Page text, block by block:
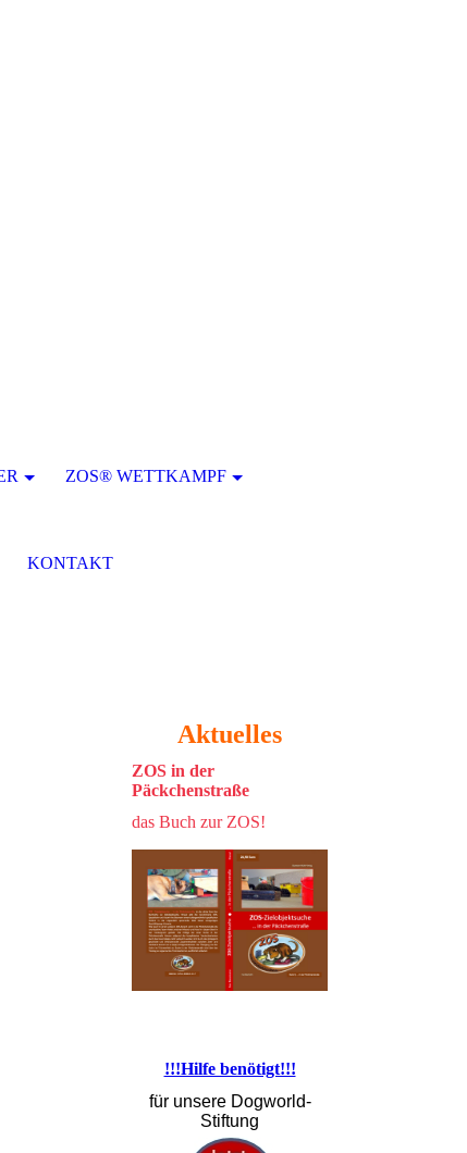
ZOS® WETTKAMPF
KONTAKT
Aktuelles
ZOS in der
Päckchenstraße
das Buch zur ZOS!
!!!Hilfe benötigt!!!
für unsere Dogworld-
Stiftung